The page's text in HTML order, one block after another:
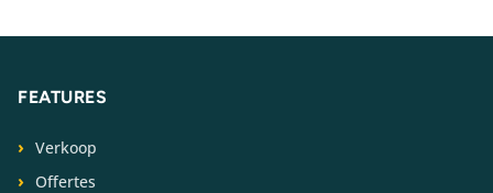
FEATURES
Verkoop
Offertes